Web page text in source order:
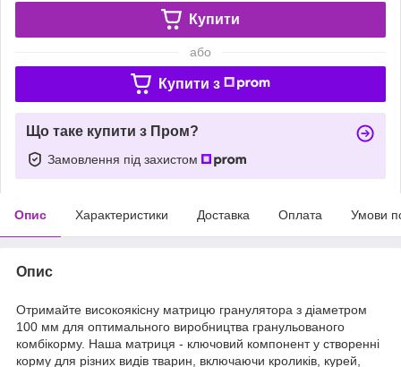
Купити
або
Купити з
Що таке купити з Пром?
Замовлення під захистом
Опис Характеристики Доставка Оплата Умови
Опис
Отримайте високоякісну матрицю гранулятора з діаметром
100 мм для оптимального виробництва гранульованого
комбікорму. Наша матриця - ключовий компонент у створенні
корму для різних видів тварин, включаючи кроликів, курей,